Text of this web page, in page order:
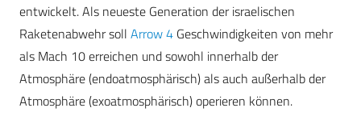
entwickelt. Als neueste Generation der israelischen
Raketenabwehr soll Arrow 4 Geschwindigkeiten von mehr
als Mach 10 erreichen und sowohl innerhalb der
Atmosphäre (endoatmosphärisch) als auch außerhalb der
Atmosphäre (exoatmosphärisch) operieren können.